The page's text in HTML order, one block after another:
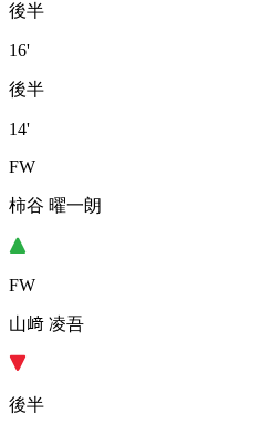
後半
16'
後半
14'
FW
柿谷 曜一朗
FW
山﨑 凌吾
後半